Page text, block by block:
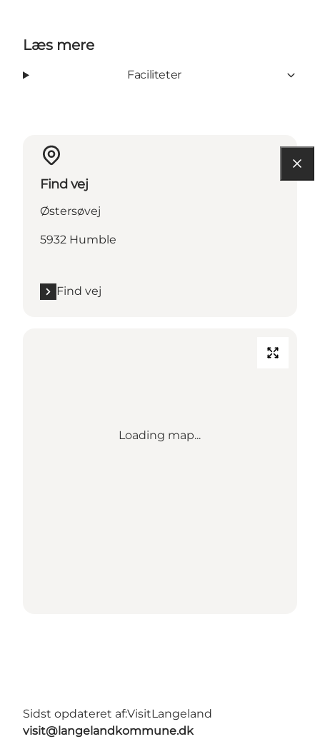
Læs mere
Faciliteter
Find vej
Østersøvej
5932 Humble
Find vej
Loading map...
Sidst opdateret af:VisitLangeland
visit@langelandkommune.dk